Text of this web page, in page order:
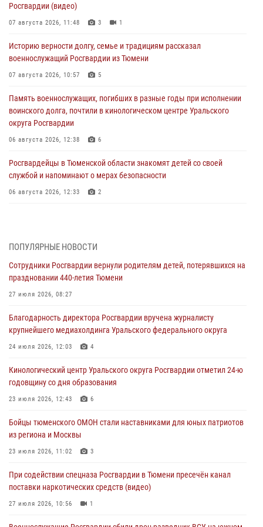
Росгвардии (видео)
07 августа 2026, 11:48 3 1
Историю верности долгу, семье и традициям рассказал
военнослужащий Росгвардии из Тюмени
07 августа 2026, 10:57 5
Память военнослужащих, погибших в разные годы при исполнении
воинского долга, почтили в кинологическом центре Уральского
округа Росгвардии
06 августа 2026, 12:38 6
Росгвардейцы в Тюменской области знакомят детей со своей
службой и напоминают о мерах безопасности
06 августа 2026, 12:33 2
06 августа 2026, 04:41 3
Росгвардейцы в Тюменской области почтили память генерала
армии Ивана Кирилловича Яковлева
05 августа 2026, 11:03
В Тюмени офицер Росгвардии в радиоэфире напомнил гражданам о
мерах безопасного владения оружием
05 августа 2026, 09:56
Военнослужащие Росгвардии сбили дрон-разведчик ВСУ на южном
направлении
05 августа 2026, 05:35
Стальной характер продемонстрировали росгвардейцы в ходе
масштабных спортивных событий на Урале
05 августа 2026, 05:22
ПОПУЛЯРНЫЕ НОВОСТИ
Сотрудники Росгвардии вернули родителям детей, потерявшихся на
праздновании 440-летия Тюмени
27 июля 2026, 08:27
Благодарность директора Росгвардии вручена журналисту
крупнейшего медиахолдинга Уральского федерального округа
24 июля 2026, 12:03 4
Кинологический центр Уральского округа Росгвардии отметил 24-ю
годовщину со дня образования
23 июля 2026, 12:43 6
Бойцы тюменского ОМОН стали наставниками для юных патриотов
из региона и Москвы
23 июля 2026, 11:02 3
При содействии спецназа Росгвардии в Тюмени пресечён канал
поставки наркотических средств (видео)
27 июля 2026, 10:56 1